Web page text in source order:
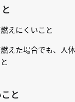
えにくいこと
えた場合でも、人
と